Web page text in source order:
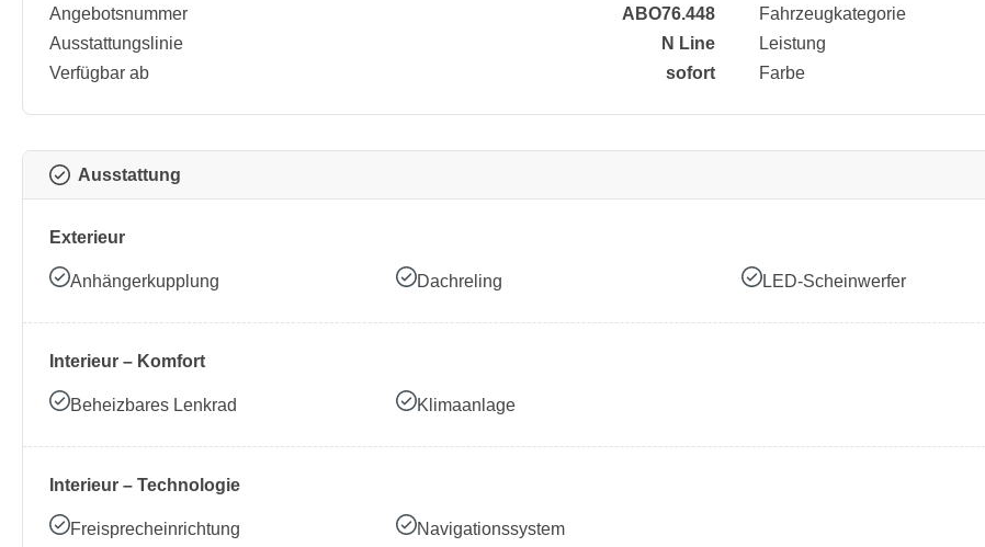
Angebotsnummer
ABO76.448
Ausstattungslinie
N Line
Verfügbar ab
sofort
Fahrzeugkategorie
Leistung
Farbe
Ausstattung
Exterieur
Anhängerkupplung Dachreling LED-Scheinwerfer
Interieur – Komfort
Beheizbares Lenkrad Klimaanlage
Interieur – Technologie
Freisprecheinrichtung Navigationssystem